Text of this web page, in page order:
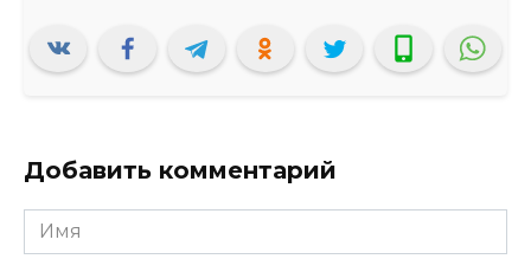
Добавить комментарий
Имя
*